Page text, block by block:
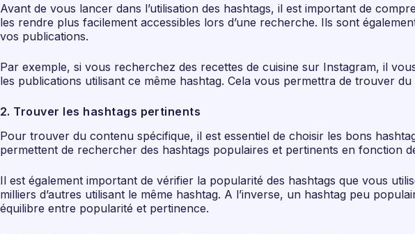
Avant de vous lancer dans l’utilisation des hashtags, il est important de
les rendre plus facilement accessibles lors d’une recherche. Ils sont
vos publications.
Par exemple, si vous recherchez des recettes de cuisine sur Instagram, il
les publications utilisant ce même hashtag. Cela vous permettra de trouver
2. Trouver les hashtags pertinents
Pour trouver du contenu spécifique, il est essentiel de choisir les bons
permettent de rechercher des hashtags populaires et pertinents en fonction
Il est également important de vérifier la popularité des hashtags que vous
milliers d’autres utilisant le même hashtag. A l’inverse, un hashtag peu
équilibre entre popularité et pertinence.